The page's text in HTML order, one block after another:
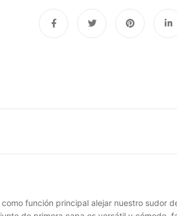
función principal alejar nuestro sudor